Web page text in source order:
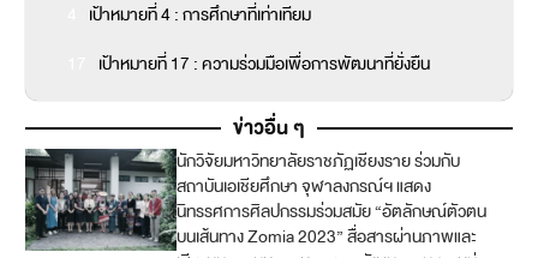
เป้าหมายที่ 4 : การศึกษาที่เท่าเทียม
เป้าหมายที่ 17 : ความร่วมมือเพื่อการพัฒนาที่ยั่งยืน
ข่าวอื่น ๆ
นักวิจัยมหาวิทยาลัยราชภัฏเชียงราย ร่วมกับ
สถาบันเอเชียศึกษา จุฬาลงกรณ์ฯ แสดง
นิทรรศการศิลปกรรมร่วมสมัย “อัตลักษณ์ตัวตน
บนเส้นทาง Zomia 2023” สื่อสารผ่านภาพและ